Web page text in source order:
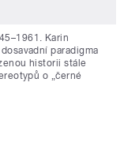
Karin
paradigma
historii stále
o „černé